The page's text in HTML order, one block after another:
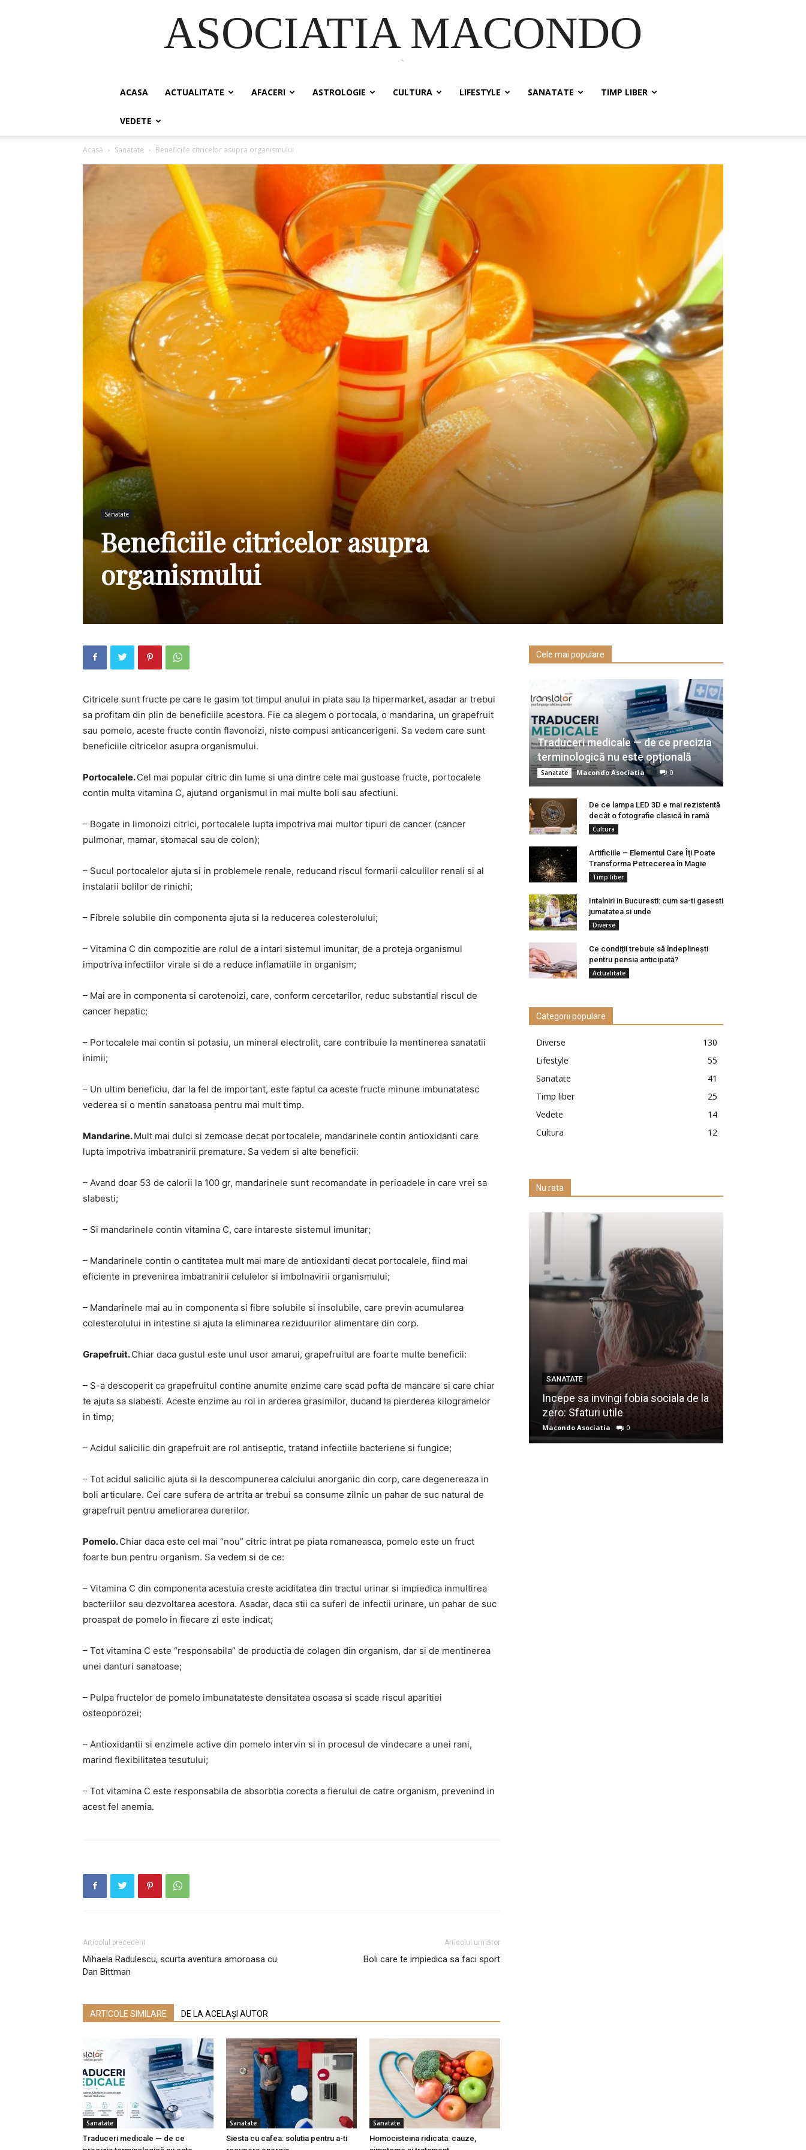
ASOCIATIA MACONDO
-
ACASA ACTUALITATE AFACERI ASTROLOGIE CULTURA LIFESTYLE SANATATE TIMP LIBER
VEDETE
Acasă Sanatate Beneficiile citricelor asupra organismului
Sanatate
Beneficiile citricelor asupra
organismului
Citricele sunt fructe pe care le gasim tot timpul anului in piata sau la hipermarket, asadar ar trebui
sa profitam din plin de beneficiile acestora. Fie ca alegem o portocala, o mandarina, un grapefruit
sau pomelo, aceste fructe contin flavonoizi, niste compusi anticancerigeni. Sa vedem care sunt
beneficiile citricelor asupra organismului.
Portocalele.Cel mai popular citric din lume si una dintre cele mai gustoase fructe, portocalele
contin multa vitamina C, ajutand organismul in mai multe boli sau afectiuni.
– Bogate in limonoizi citrici, portocalele lupta impotriva mai multor tipuri de cancer (cancer
pulmonar, mamar, stomacal sau de colon);
– Sucul portocalelor ajuta si in problemele renale, reducand riscul formarii calculilor renali si al
instalarii bolilor de rinichi;
– Fibrele solubile din componenta ajuta si la reducerea colesterolului;
– Vitamina C din compozitie are rolul de a intari sistemul imunitar, de a proteja organismul
impotriva infectiilor virale si de a reduce inflamatiile in organism;
– Mai are in componenta si carotenoizi, care, conform cercetarilor, reduc substantial riscul de
cancer hepatic;
– Portocalele mai contin si potasiu, un mineral electrolit, care contribuie la mentinerea sanatatii
inimii;
– Un ultim beneficiu, dar la fel de important, este faptul ca aceste fructe minune imbunatatesc
vederea si o mentin sanatoasa pentru mai mult timp.
Mandarine.Mult mai dulci si zemoase decat portocalele, mandarinele contin antioxidanti care
lupta impotriva imbatranirii premature. Sa vedem si alte beneficii:
– Avand doar 53 de calorii la 100 gr, mandarinele sunt recomandate in perioadele in care vrei sa
slabesti;
– Si mandarinele contin vitamina C, care intareste sistemul imunitar;
– Mandarinele contin o cantitatea mult mai mare de antioxidanti decat portocalele, fiind mai
eficiente in prevenirea imbatranirii celulelor si imbolnavirii organismului;
– Mandarinele mai au in componenta si fibre solubile si insolubile, care previn acumularea
colesterolului in intestine si ajuta la eliminarea reziduurilor alimentare din corp.
Grapefruit.Chiar daca gustul este unul usor amarui, grapefruitul are foarte multe beneficii:
– S-a descoperit ca grapefruitul contine anumite enzime care scad pofta de mancare si care chiar
te ajuta sa slabesti. Aceste enzime au rol in arderea grasimilor, ducand la pierderea kilogramelor
in timp;
– Acidul salicilic din grapefruit are rol antiseptic, tratand infectiile bacteriene si fungice;
– Tot acidul salicilic ajuta si la descompunerea calciului anorganic din corp, care degenereaza in
boli articulare. Cei care sufera de artrita ar trebui sa consume zilnic un pahar de suc natural de
grapefruit pentru ameliorarea durerilor.
Pomelo.Chiar daca este cel mai “nou” citric intrat pe piata romaneasca, pomelo este un fruct
foarte bun pentru organism. Sa vedem si de ce:
– Vitamina C din componenta acestuia creste aciditatea din tractul urinar si impiedica inmultirea
bacteriilor sau dezvoltarea acestora. Asadar, daca stii ca suferi de infectii urinare, un pahar de suc
proaspat de pomelo in fiecare zi este indicat;
– Tot vitamina C este “responsabila” de productia de colagen din organism, dar si de mentinerea
unei danturi sanatoase;
– Pulpa fructelor de pomelo imbunatateste densitatea osoasa si scade riscul aparitiei
osteoporozei;
– Antioxidantii si enzimele active din pomelo intervin si in procesul de vindecare a unei rani,
marind flexibilitatea tesutului;
– Tot vitamina C este responsabila de absorbtia corecta a fierului de catre organism, prevenind in
acest fel anemia.
Articolul precedent
Mihaela Radulescu, scurta aventura amoroasa cu
Dan Bittman
Articolul următor
Boli care te impiedica sa faci sport
ARTICOLE SIMILARE DE LA ACELAȘI AUTOR
Sanatate
Traduceri medicale — de ce
Sanatate
Siesta cu cafea: solutia pentru a-ti
Sanatate
Homocisteina ridicata: cauze,
Cele mai populare
Traduceri medicale — de ce precizia
terminologică nu este opțională
Sanatate Macondo Asociatia 0
De ce lampa LED 3D e mai rezistentă
decât o fotografie clasică în ramă
Cultura
Artificiile – Elementul Care Îți Poate
Transforma Petrecerea în Magie
Timp liber
Intalniri in Bucuresti: cum sa-ti gasesti
jumatatea si unde
Diverse
Ce condiții trebuie să îndeplinești
pentru pensia anticipată?
Actualitate
Categorii populare
Diverse
130
Lifestyle
55
Sanatate
41
Timp liber
25
Vedete
14
Cultura
12
Nu rata
SANATATE
Incepe sa invingi fobia sociala de la
zero: Sfaturi utile
Macondo Asociatia 0